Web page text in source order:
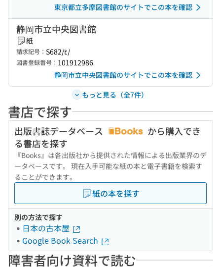
東京都立多摩図書館のサイトでこの本を確認
静岡市立中央図書館
紙
請求記号： S682/ﾋ/
図書登録番号： 101912986
静岡市立中央図書館のサイトでこの本を確認
もっと見る（全7件）
書店で探す
出版書誌データベース
から購入でき
る書店を探す
『Books』は各出版社から提供された情報による出版業界のデ
ータベースです。 現在入手可能な紙の本と電子書籍を検索す
ることができます。
紙の本を探す
別の方法で探す
日本の古本屋
Google Book Search
障害者向け資料で読む